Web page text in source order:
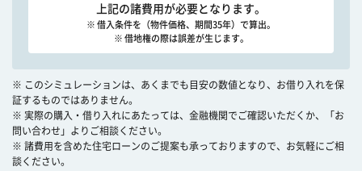
上記の諸費用が必要となります。
※ 借入条件を（物件価格、期間35年）で算出。
※ 借地権の際は誤差が生じます。
※ このシミュレーションは、あくまでも目安の数値となり、お借り入れを保
証するものではありません。
※ 実際の購入・借り入れにあたっては、金融機関でご確認いただくか、「お
問い合わせ」よりご相談ください。
※ 諸費用を含めた住宅ローンのご提案も承っておりますので、お気軽にご相
談ください。